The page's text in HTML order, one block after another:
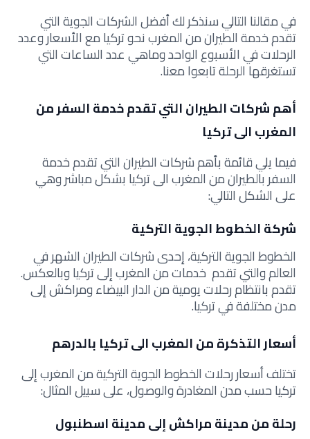
في مقالنا التالي سنذكر لك أفضل الشركات الجوية التي
تقدم خدمة الطيران من المغرب نحو تركيا مع الأسعار وعدد
الرحلات في الأسبوع الواحد وماهي عدد الساعات التي
تستغرقها الرحلة تابعوا معنا.
أهم شركات الطيران التي تقدم خدمة السفر من
المغرب الى تركيا
فيما يلي قائمة بأهم شركات الطيران التي تقدم خدمة
السفر بالطيران من المغرب الى تركيا بشكل مباشر وهي
على الشكل التالي:
شركة الخطوط الجوية التركية
الخطوط الجوية التركية، إحدى شركات الطيران الشهر في
العالم والتي تقدم خدمات من المغرب إلى تركيا وبالعكس.
تقدم بانتظام رحلات يومية من الدار البيضاء ومراكش إلى
مدن مختلفة في تركيا.
أسعار التذكرة من المغرب الى تركيا بالدرهم
تختلف أسعار رحلات الخطوط الجوية التركية من المغرب إلى
تركيا حسب مدن المغادرة والوصول، على سبيل المثال:
رحلة من مدينة مراكش إلى مدينة اسطنبول